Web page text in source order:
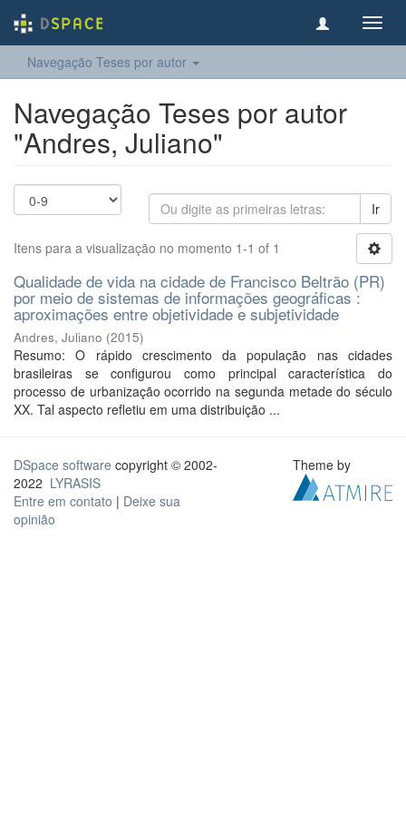
Navegação Teses por autor
Navegação Teses por autor
"Andres, Juliano"
Ir
Itens para a visualização no momento 1-1 of 1
Qualidade de vida na cidade de Francisco Beltrão (PR)
por meio de sistemas de informações geográficas :
aproximações entre objetividade e subjetividade
Andres, Juliano (2015)
Resumo: O rápido crescimento da população nas cidades
brasileiras se configurou como principal característica do
processo de urbanização ocorrido na segunda metade do século
XX. Tal aspecto refletiu em uma distribuição ...
DSpace software copyright © 2002-
2022 LYRASIS
Entre em contato | Deixe sua
opinião
Theme by